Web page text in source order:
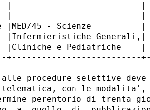
|                          |
|                          |
45 - Scienze
e Pediatriche    |
procedure selettive deve
telematica, con le
perentorio di trenta